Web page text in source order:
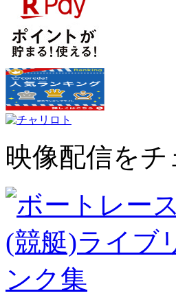
映像配信をチ